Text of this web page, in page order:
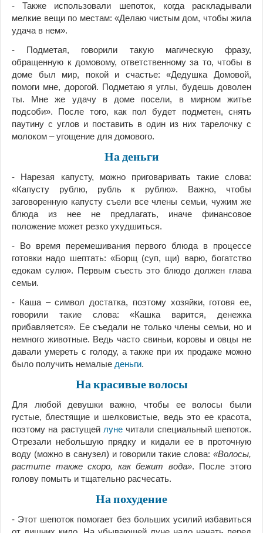
- Также использовали шепоток, когда раскладывали
мелкие вещи по местам: «Делаю чистым дом, чтобы жила
удача в нем».
- Подметая, говорили такую магическую фразу,
обращенную к домовому, ответственному за то, чтобы в
доме был мир, покой и счастье: «Дедушка Домовой,
помоги мне, дорогой. Подметаю я углы, будешь доволен
ты. Мне же удачу в доме посели, в мирном житье
подсоби». После того, как пол будет подметен, снять
паутину с углов и поставить в один из них тарелочку с
молоком – угощение для домового.
На деньги
- Нарезая капусту, можно приговаривать такие слова:
«Капусту рублю, рубль к рублю». Важно, чтобы
заговоренную капусту съели все члены семьи, чужим же
блюда из нее не предлагать, иначе финансовое
положение может резко ухудшиться.
- Во время перемешивания первого блюда в процессе
готовки надо шептать: «Борщ (суп, щи) варю, богатство
едокам сулю». Первым съесть это блюдо должен глава
семьи.
- Каша – символ достатка, поэтому хозяйки, готовя ее,
говорили такие слова: «Кашка варится, денежка
прибавляется». Ее съедали не только члены семьи, но и
немного животные. Ведь часто свиньи, коровы и овцы не
давали умереть с голоду, а также при их продаже можно
было получить немалые деньги.
На красивые волосы
Для любой девушки важно, чтобы ее волосы были
густые, блестящие и шелковистые, ведь это ее красота,
поэтому на растущей луне читали специальный шепоток.
Отрезали небольшую прядку и кидали ее в проточную
воду (можно в санузел) и говорили такие слова: «Волосы,
растите также скоро, как бежит вода». После этого
голову помыть и тщательно расчесать.
На похудение
- Этот шепоток помогает без больших усилий избавиться